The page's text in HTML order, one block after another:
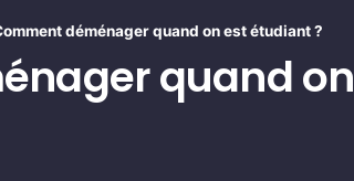
déménager quand on est étudiant ?
quand on